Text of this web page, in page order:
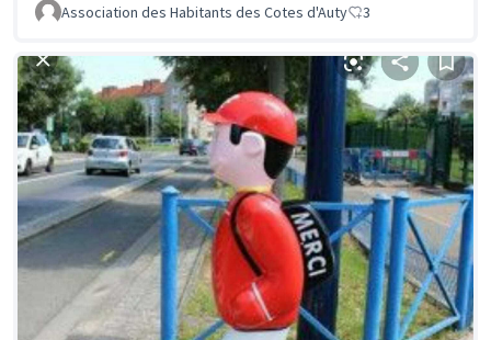
Association des Habitants des Cotes d'Auty 3